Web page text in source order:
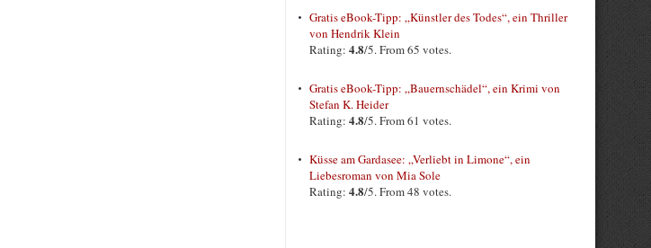
Gratis eBook-Tipp: „Künstler des Todes“, ein Thriller
von Hendrik Klein
Rating: 4.8/5. From 65 votes.
Gratis eBook-Tipp: „Bauernschädel“, ein Krimi von
Stefan K. Heider
Rating: 4.8/5. From 61 votes.
Küsse am Gardasee: „Verliebt in Limone“, ein
Liebesroman von Mia Sole
Rating: 4.8/5. From 48 votes.